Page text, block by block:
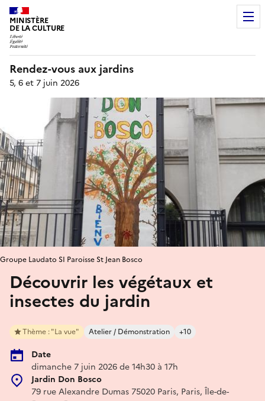
MINISTÈRE
DE LA CULTURE
Rendez-vous aux jardins
5, 6 et 7 juin 2026
Découvrir les végétaux et
insectes du jardin
Thème : "La vue" Atelier / Démonstration +10
Date
dimanche 7 juin 2026 de 14h30 à 17h
Jardin Don Bosco
79 rue Alexandre Dumas 75020 Paris, Paris, Île-de-
Groupe Laudato SI Paroisse St Jean Bosco